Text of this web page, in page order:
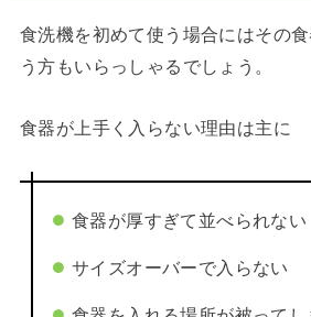
食洗機を初めて使う場合にはその
う方もいらっしゃるでしょう。
食器が上手く入らない理由は主に
食器が厚すぎて並べられない
サイズオーバーで入らない